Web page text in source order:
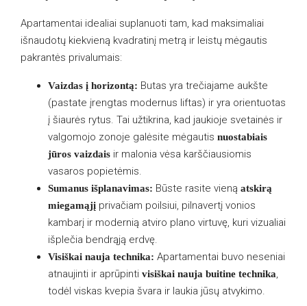
Apartamentai idealiai suplanuoti tam, kad maksimaliai
išnaudotų kiekvieną kvadratinį metrą ir leistų mėgautis
pakrantės privalumais:
Vaizdas į horizontą: Butas yra trečiajame aukšte
(pastate įrengtas modernus liftas) ir yra orientuotas
į šiaurės rytus. Tai užtikrina, kad jaukioje svetainės ir
valgomojo zonoje galėsite mėgautis nuostabiais
jūros vaizdais ir malonia vėsa karščiausiomis
vasaros popietėmis.
Sumanus išplanavimas: Būste rasite vieną atskirą
miegamąjį privačiam poilsiui, pilnavertį vonios
kambarį ir modernią atviro plano virtuvę, kuri vizualiai
išplečia bendrąją erdvę.
Visiškai nauja technika: Apartamentai buvo neseniai
atnaujinti ir aprūpinti visiškai nauja buitine technika,
todėl viskas kvepia švara ir laukia jūsų atvykimo.